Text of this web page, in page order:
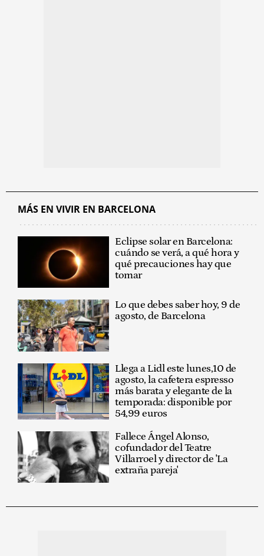
MÁS EN VIVIR EN BARCELONA
Eclipse solar en Barcelona:
cuándo se verá, a qué hora y
qué precauciones hay que
tomar
Lo que debes saber hoy, 9 de
agosto, de Barcelona
Llega a Lidl este lunes,10 de
agosto, la cafetera espresso
más barata y elegante de la
temporada: disponible por
54,99 euros
Fallece Ángel Alonso,
cofundador del Teatre
Villarroel y director de 'La
extraña pareja'